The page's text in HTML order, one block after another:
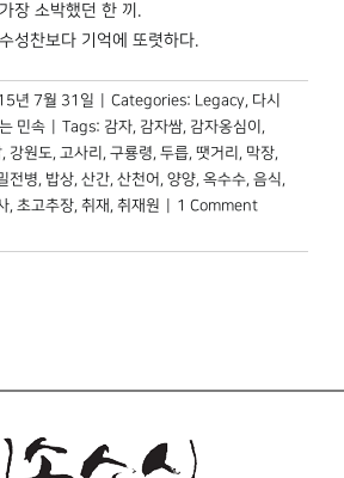
장 소박했던 한 끼.
성찬보다 기억에 또렷하다.
년 7월 31일 Categories: Legacy, 다시
민속 Tags: 감자, 감자쌈, 감자옹심이 ,
, 강원도, 고사리 , 구룡령, 두릅, 땟거리 , 막장,
전병, 밥상, 산간, 산천어 , 양양, 옥수수, 음식,
, 초고추장, 취재 , 취재원
1 Comment